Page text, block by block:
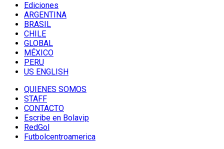
Ediciones
ARGENTINA
BRASIL
CHILE
GLOBAL
MÉXICO
PERU
US ENGLISH
QUIENES SOMOS
STAFF
CONTACTO
Escribe en Bolavip
RedGol
Futbolcentroamerica